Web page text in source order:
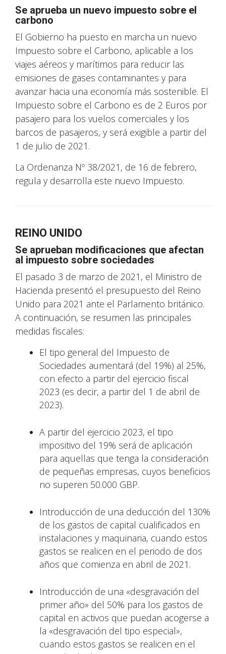
Se aprueba un nuevo impuesto sobre el
carbono
El Gobierno ha puesto en marcha un nuevo
Impuesto sobre el Carbono, aplicable a los
viajes aéreos y marítimos para reducir las
emisiones de gases contaminantes y para
avanzar hacia una economía más sostenible. El
Impuesto sobre el Carbono es de 2 Euros por
pasajero para los vuelos comerciales y los
barcos de pasajeros, y será exigible a partir del
1 de julio de 2021.
La Ordenanza Nº 38/2021, de 16 de febrero,
regula y desarrolla este nuevo Impuesto.
REINO UNIDO
Se aprueban modificaciones que afectan
al impuesto sobre sociedades
El pasado 3 de marzo de 2021, el Ministro de
Hacienda presentó el presupuesto del Reino
Unido para 2021 ante el Parlamento británico.
A continuación, se resumen las principales
medidas fiscales:
El tipo general del Impuesto de
Sociedades aumentará (del 19%) al 25%,
con efecto a partir del ejercicio fiscal
2023 (es decir, a partir del 1 de abril de
2023).
A partir del ejercicio 2023, el tipo
impositivo del 19% será de aplicación
para aquellas que tenga la consideración
de pequeñas empresas, cuyos beneficios
no superen 50.000 GBP.
Introducción de una deducción del 130%
de los gastos de capital cualificados en
instalaciones y maquinaria, cuando estos
gastos se realicen en el periodo de dos
años que comienza en abril de 2021.
Introducción de una «desgravación del
primer año» del 50% para los gastos de
capital en activos que puedan acogerse a
la «desgravación del tipo especial»,
cuando estos gastos se realicen en el